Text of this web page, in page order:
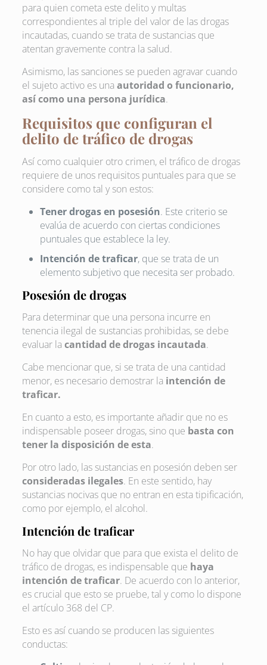
para quien cometa este delito y multas
correspondientes al triple del valor de las drogas
incautadas, cuando se trata de sustancias que
atentan gravemente contra la salud.
Asimismo, las sanciones se pueden agravar cuando
el sujeto activo es una autoridad o funcionario,
así como una persona jurídica.
Requisitos que configuran el
delito de tráfico de drogas
Así como cualquier otro crimen, el tráfico de drogas
requiere de unos requisitos puntuales para que se
considere como tal y son estos:
Tener drogas en posesión. Este criterio se
evalúa de acuerdo con ciertas condiciones
puntuales que establece la ley.
Intención de traficar, que se trata de un
elemento subjetivo que necesita ser probado.
Posesión de drogas
Para determinar que una persona incurre en
tenencia ilegal de sustancias prohibidas, se debe
evaluar la cantidad de drogas incautada.
Cabe mencionar que, si se trata de una cantidad
menor, es necesario demostrar la intención de
traficar.
En cuanto a esto, es importante añadir que no es
indispensable poseer drogas, sino que basta con
tener la disposición de esta.
Por otro lado, las sustancias en posesión deben ser
consideradas ilegales. En este sentido, hay
sustancias nocivas que no entran en esta tipificación,
como por ejemplo, el alcohol.
Intención de traficar
No hay que olvidar que para que exista el delito de
tráfico de drogas, es indispensable que haya
intención de traficar. De acuerdo con lo anterior,
es crucial que esto se pruebe, tal y como lo dispone
el artículo 368 del CP.
Esto es así cuando se producen las siguientes
conductas: